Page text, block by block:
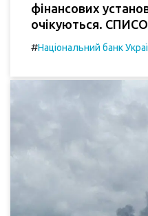
фінансових
очікуються.
#Національний банк